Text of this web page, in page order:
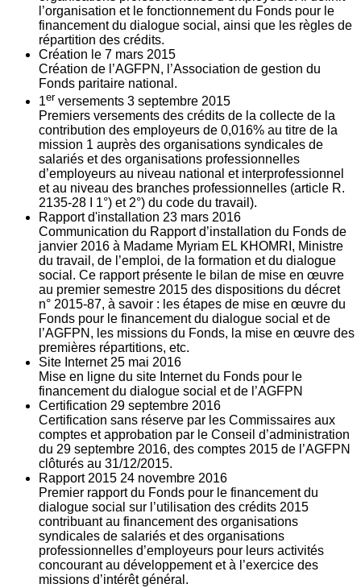
l’organisation et le fonctionnement du Fonds pour le
financement du dialogue social, ainsi que les règles de
répartition des crédits.
Création le 7 mars 2015
Création de l’AGFPN, l’Association de gestion du
Fonds paritaire national.
1er versements 3 septembre 2015
Premiers versements des crédits de la collecte de la
contribution des employeurs de 0,016% au titre de la
mission 1 auprès des organisations syndicales de
salariés et des organisations professionnelles
d’employeurs au niveau national et interprofessionnel
et au niveau des branches professionnelles (article R.
2135‐28 I 1°) et 2°) du code du travail).
Rapport d'installation 23 mars 2016
Communication du Rapport d’installation du Fonds de
janvier 2016 à Madame Myriam EL KHOMRI, Ministre
du travail, de l’emploi, de la formation et du dialogue
social. Ce rapport présente le bilan de mise en œuvre
au premier semestre 2015 des dispositions du décret
n° 2015-87, à savoir : les étapes de mise en œuvre du
Fonds pour le financement du dialogue social et de
l’AGFPN, les missions du Fonds, la mise en œuvre des
premières répartitions, etc.
Site Internet 25 mai 2016
Mise en ligne du site Internet du Fonds pour le
financement du dialogue social et de l’AGFPN
Certification 29 septembre 2016
Certification sans réserve par les Commissaires aux
comptes et approbation par le Conseil d’administration
du 29 septembre 2016, des comptes 2015 de l’AGFPN
clôturés au 31/12/2015.
Rapport 2015 24 novembre 2016
Premier rapport du Fonds pour le financement du
dialogue social sur l’utilisation des crédits 2015
contribuant au financement des organisations
syndicales de salariés et des organisations
professionnelles d’employeurs pour leurs activités
concourant au développement et à l’exercice des
missions d’intérêt général.